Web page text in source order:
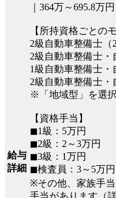
給与
詳細
｜364万～695.8万円
【所持資格ごとの
2級自動車整備士（
2級自動車整備士・
1級自動車整備士・
2級自動車整備士・
※「地域型」を選
【資格手当】
◼︎1級：5万円
◼︎2級：2～3万円
◼︎3級：1万円
◼︎検査員：3～5万円
※その他、家族手
手当があります（